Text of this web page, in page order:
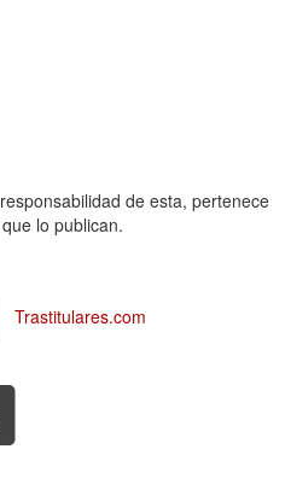
de esta, pertenece
lo publican.
Trastitulares.com